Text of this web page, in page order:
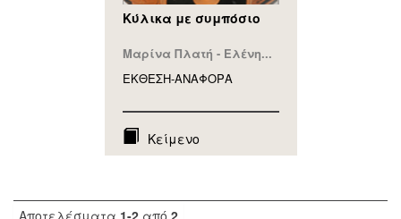
Κύλικα με συμπόσιο
Μαρίνα Πλατή - Ελένη...
ΕΚΘΕΣΗ-ΑΝΑΦΟΡA
Κείμενο